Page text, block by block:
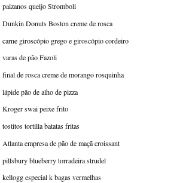
paizanos queijo Stromboli
Dunkin Donuts Boston creme de rosca
carne giroscópio grego e giroscópio cordeiro
varas de pão Fazoli
final de rosca creme de morango rosquinha
lápide pão de alho de pizza
Kroger swai peixe frito
tostitos tortilla batatas fritas
Atlanta empresa de pão de maçã croissant
pillsbury blueberry torradeira strudel
kellogg especial k bagas vermelhas